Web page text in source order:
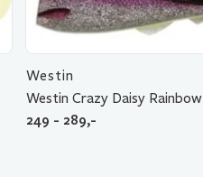
Westin
Westin Crazy Daisy Rainbow
249 - 289,-